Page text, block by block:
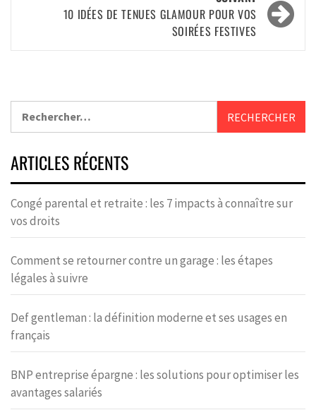
10 IDÉES DE TENUES GLAMOUR POUR VOS
SOIRÉES FESTIVES
ARTICLES RÉCENTS
Congé parental et retraite : les 7 impacts à connaître sur
vos droits
Comment se retourner contre un garage : les étapes
légales à suivre
Def gentleman : la définition moderne et ses usages en
français
BNP entreprise épargne : les solutions pour optimiser les
avantages salariés